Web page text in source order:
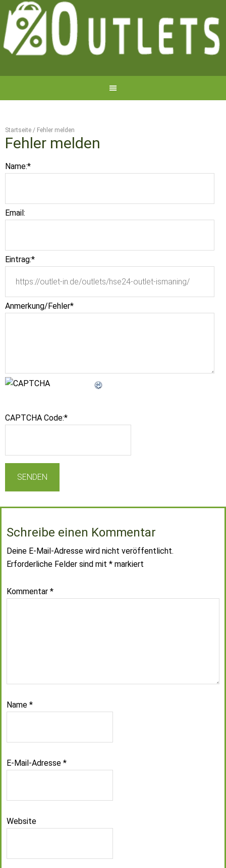
Startseite / Fehler melden
Fehler melden
Name:*
Email:
Eintrag:*
Anmerkung/Fehler*
CAPTCHA Code:*
Schreibe einen Kommentar
Deine E-Mail-Adresse wird nicht veröffentlicht.
Erforderliche Felder sind mit * markiert
Kommentar *
Name *
E-Mail-Adresse *
Website